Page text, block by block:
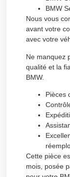
BMW
Nous vous
avant votre
avec votre
Ne manquez
qualité et la
BMW.
Pièces
Cette pièce
mois, posée